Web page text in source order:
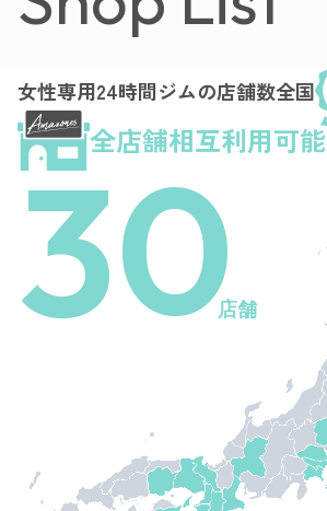
全店舗相互利用可能
女性専用24時間ジムの店舗数全国
30店舗